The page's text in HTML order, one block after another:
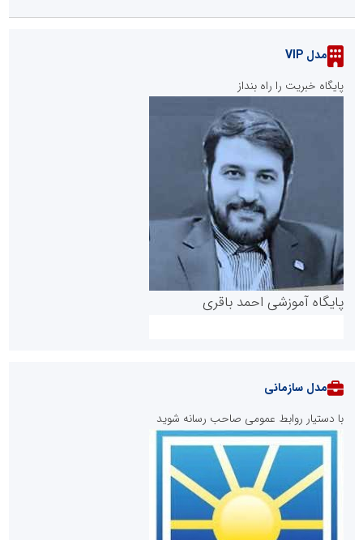
مدل VIP
پایگاه خبریت را راه بنداز
پایگاه آموزشی احمد باقری
روابط عمومی خبرگزاری گزارش خبر
مدل سازمانی
با دستیار روابط عمومی صاحب رسانه شوید